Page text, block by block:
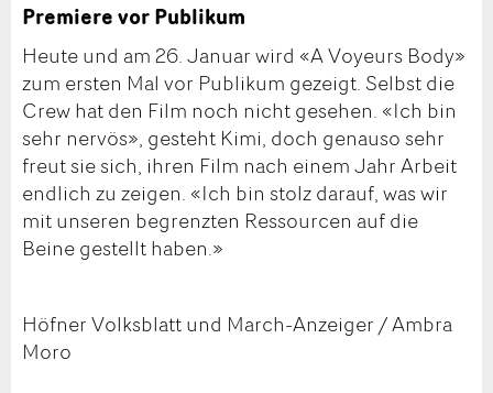
Premiere vor Publikum
Heute und am 26. Januar wird «A Voyeurs Body»
zum ersten Mal vor Publikum gezeigt. Selbst die
Crew hat den Film noch nicht gesehen. «Ich bin
sehr nervös», gesteht Kimi, doch genauso sehr
freut sie sich, ihren Film nach einem Jahr Arbeit
endlich zu zeigen. «Ich bin stolz darauf, was wir
mit unseren begrenzten Ressourcen auf die
Beine gestellt haben.»
Höfner Volksblatt und March-Anzeiger / Ambra
Moro